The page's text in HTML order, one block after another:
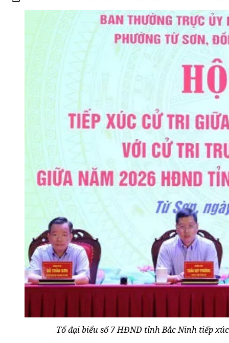
Tổ đại biểu số 7 HĐND tỉnh Bắc Ninh tiếp